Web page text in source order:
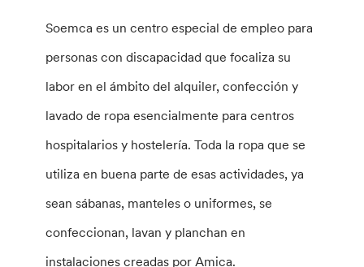
Soemca es un centro especial de empleo para
personas con discapacidad que focaliza su
labor en el ámbito del alquiler, confección y
lavado de ropa esencialmente para centros
hospitalarios y hostelería. Toda la ropa que se
utiliza en buena parte de esas actividades, ya
sean sábanas, manteles o uniformes, se
confeccionan, lavan y planchan en
instalaciones creadas por Amica.